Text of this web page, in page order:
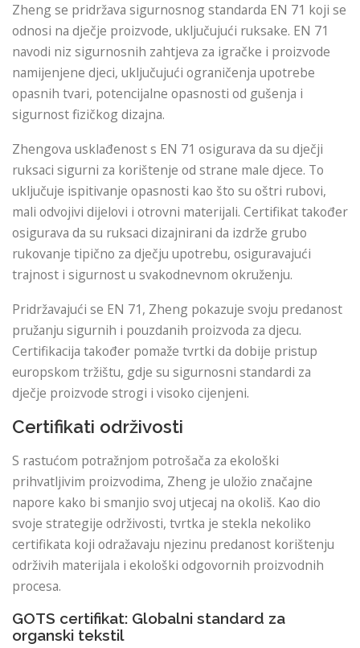
Zheng se pridržava sigurnosnog standarda EN 71 koji se
odnosi na dječje proizvode, uključujući ruksake. EN 71
navodi niz sigurnosnih zahtjeva za igračke i proizvode
namijenjene djeci, uključujući ograničenja upotrebe
opasnih tvari, potencijalne opasnosti od gušenja i
sigurnost fizičkog dizajna.
Zhengova usklađenost s EN 71 osigurava da su dječji
ruksaci sigurni za korištenje od strane male djece. To
uključuje ispitivanje opasnosti kao što su oštri rubovi,
mali odvojivi dijelovi i otrovni materijali. Certifikat također
osigurava da su ruksaci dizajnirani da izdrže grubo
rukovanje tipično za dječju upotrebu, osiguravajući
trajnost i sigurnost u svakodnevnom okruženju.
Pridržavajući se EN 71, Zheng pokazuje svoju predanost
pružanju sigurnih i pouzdanih proizvoda za djecu.
Certifikacija također pomaže tvrtki da dobije pristup
europskom tržištu, gdje su sigurnosni standardi za
dječje proizvode strogi i visoko cijenjeni.
Certifikati održivosti
S rastućom potražnjom potrošača za ekološki
prihvatljivim proizvodima, Zheng je uložio značajne
napore kako bi smanjio svoj utjecaj na okoliš. Kao dio
svoje strategije održivosti, tvrtka je stekla nekoliko
certifikata koji odražavaju njezinu predanost korištenju
održivih materijala i ekološki odgovornih proizvodnih
procesa.
GOTS certifikat: Globalni standard za
organski tekstil